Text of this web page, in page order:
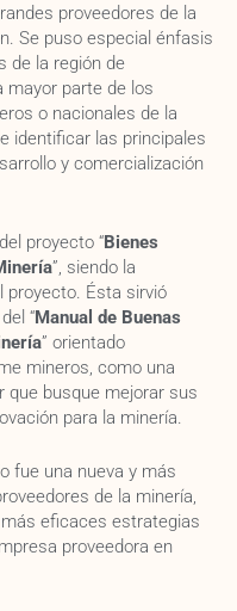
proveedores de la
Se puso especial énfasis
de la región de
mayor parte de los
o nacionales de la
identificar las principales
y comercialización
proyecto “Bienes
”, siendo la
proyecto. Ésta sirvió
“Manual de Buenas
” orientado
mineros, como una
que busque mejorar sus
para la minería.
fue una nueva y más
de la minería,
eficaces estrategias
proveedora en